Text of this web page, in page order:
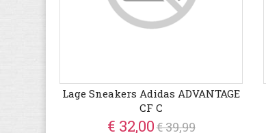
Lage Sneakers Adidas ADVANTAGE
CF C
€ 32,00€ 39,99